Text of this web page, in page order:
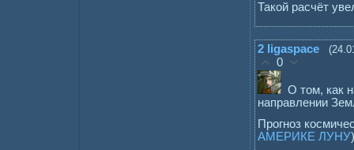
Такой расчёт
2 ligaspace
0
О том, как
направлении
Прогноз
АМЕРИКЕ ЛУНУ)